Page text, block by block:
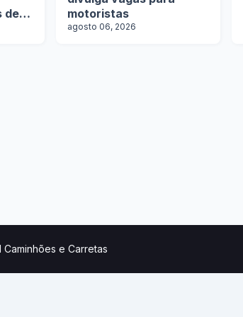
de
motoristas
agosto 06, 2026
Caminhões e Carretas